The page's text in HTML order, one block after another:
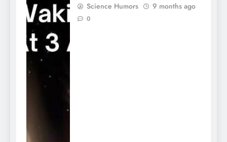
Science Humors 9 months ago
0